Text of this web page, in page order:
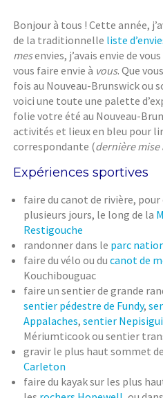
Bonjour à tous ! Cette année,
de la traditionnelle liste
mesenvies, j’avais envie de
vous faire envie à vous. Que
fois au Nouveau-Brunswick ou
voici une toute une palette
folie votre été au Nouveau-
activités et lieux en bleu pour
correspondante (dernière mise
Expériences sportives
faire du canot de rivière, pour
plusieurs jours, le long de la
Restigouche
randonner dans le parc
faire du vélo ou ducanot de
Kouchibouguac
faire un sentier de grande
sentier pédestre de Fundy,
Appalaches,sentier
Mériumticook ou sentier
gravir le plus haut sommet
Carleton
faire du kayak sur les plus